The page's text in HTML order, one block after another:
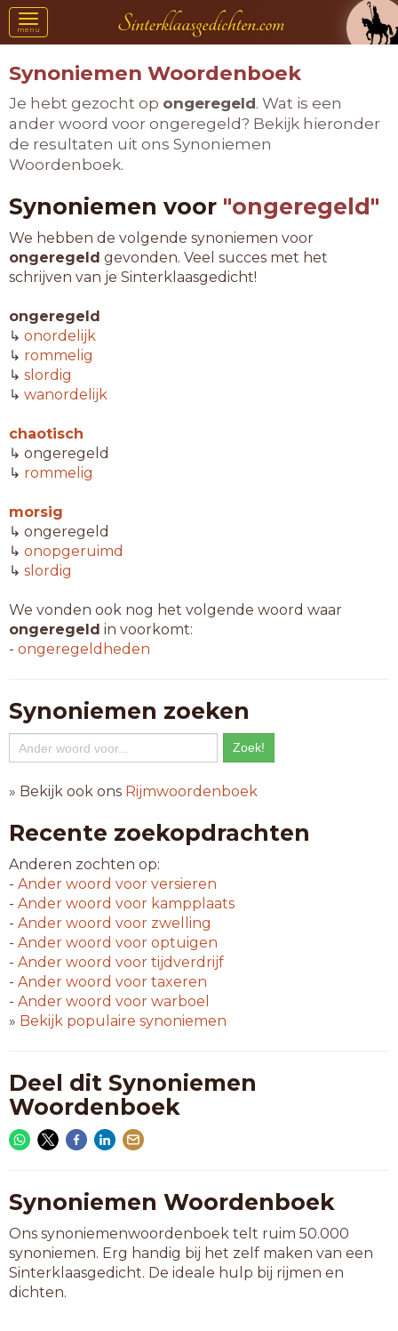
Toggle
navigation
menu
Synoniemen Woordenboek
Je hebt gezocht op ongeregeld. Wat is een
ander woord voor ongeregeld? Bekijk hieronder
de resultaten uit ons Synoniemen
Woordenboek.
Synoniemen voor "ongeregeld"
We hebben de volgende synoniemen voor
ongeregeld gevonden. Veel succes met het
schrijven van je Sinterklaasgedicht!
ongeregeld
↳ onordelijk
↳ rommelig
↳ slordig
↳ wanordelijk
chaotisch
↳ ongeregeld
↳ rommelig
morsig
↳ ongeregeld
↳ onopgeruimd
↳ slordig
We vonden ook nog het volgende woord waar
ongeregeld in voorkomt:
- ongeregeldheden
Synoniemen zoeken
» Bekijk ook ons Rijmwoordenboek
Recente zoekopdrachten
Anderen zochten op:
- Ander woord voor versieren
- Ander woord voor kampplaats
- Ander woord voor zwelling
- Ander woord voor optuigen
- Ander woord voor tijdverdrijf
- Ander woord voor taxeren
- Ander woord voor warboel
» Bekijk populaire synoniemen
Deel dit Synoniemen
Woordenboek
Synoniemen Woordenboek
Ons synoniemenwoordenboek telt ruim 50.000
synoniemen. Erg handig bij het zelf maken van een
Sinterklaasgedicht. De ideale hulp bij rijmen en
dichten.